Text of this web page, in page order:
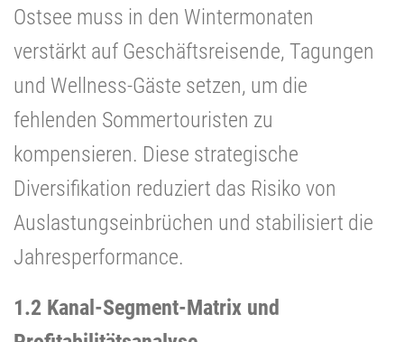
Ostsee muss in den Wintermonaten
verstärkt auf Geschäftsreisende, Tagungen
und Wellness-Gäste setzen, um die
fehlenden Sommertouristen zu
kompensieren. Diese strategische
Diversifikation reduziert das Risiko von
Auslastungseinbrüchen und stabilisiert die
Jahresperformance.
1.2 Kanal-Segment-Matrix und